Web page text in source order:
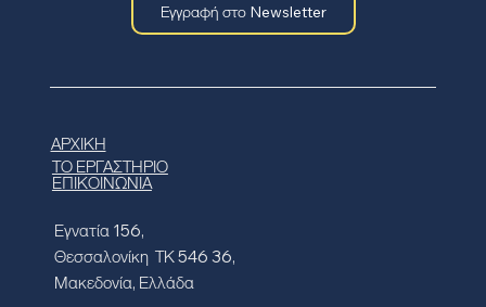
Εγγραφή στο Newsletter
Εγνατία 156,
Θεσσαλονίκη ΤΚ 546 36,
Μακεδονία, Ελλάδα
ΑΡΧΙΚΗ
ΤΟ ΕΡΓΑΣΤΗΡΙΟ
ΕΠΙΚΟΙΝΩΝΙΑ